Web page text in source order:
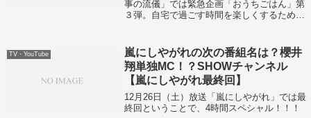
事の流儀」では緊急企画「おうちごはん」第
３弾。自宅で過ごす時間を楽しくするために
TV・YouTube
嵐にしやがれの次の番組名は？櫻井
翔単独MC！？SHOWチャンネル
【嵐にしやがれ最終回】
12月26日（土）放送「嵐にしやがれ」では最
終回ということで、4時間スペシャル！！！